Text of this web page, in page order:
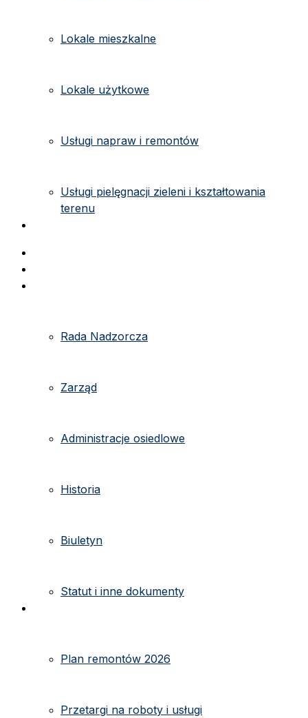
Lokale mieszkalne
Lokale użytkowe
Usługi napraw i remontów
Usługi pielęgnacji zieleni i kształtowania
terenu
Rada Nadzorcza
Zarząd
Administracje osiedlowe
Historia
Biuletyn
Statut i inne dokumenty
Plan remontów 2026
Przetargi na roboty i usługi